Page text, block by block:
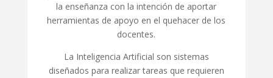
la enseñanza con la intención de aportar
herramientas de apoyo en el quehacer de los
docentes.
La Inteligencia Artificial son sistemas
diseñados para realizar tareas que requieren